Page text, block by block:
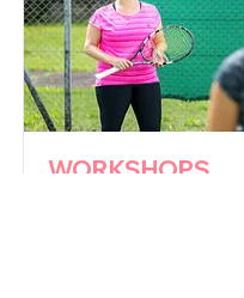
WORKSHOPS